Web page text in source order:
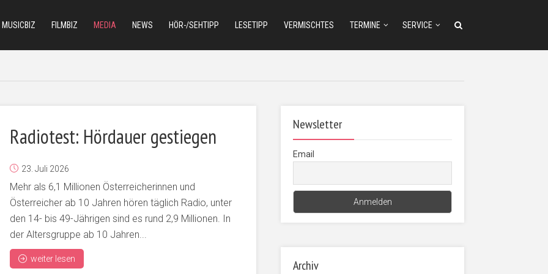
MUSICBIZ FILMBIZ MEDIA NEWS HÖR-/SEHTIPP LESETIPP VERMISCHTES TERMINE SERVICE
Radiotest: Hördauer gestiegen
23. Juli 2026
Mehr als 6,1 Millionen Österreicherinnen und
Österreicher ab 10 Jahren hören täglich Radio, unter
den 14- bis 49-Jährigen sind es rund 2,9 Millionen. In
der Altersgruppe ab 10 Jahren...
weiter lesen
Newsletter
Email
Archiv